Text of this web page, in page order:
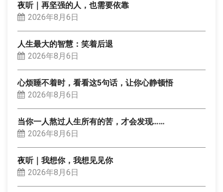
夜听｜再坚强的人，也需要依靠
2026年8月6日
人生最大的智慧：笑着后退
2026年8月6日
心烦睡不着时，看看这5句话，让你心静顿悟
2026年8月6日
当你一人熬过人生所有的苦，才会发现……
2026年8月6日
夜听｜我想你，我想见见你
2026年8月6日